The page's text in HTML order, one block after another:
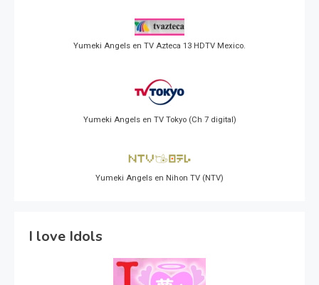
Yumeki Angels en TV Azteca 13 HDTV Mexico.
Yumeki Angels en TV Tokyo (Ch 7 digital)
Yumeki Angels en Nihon TV (NTV)
I love Idols